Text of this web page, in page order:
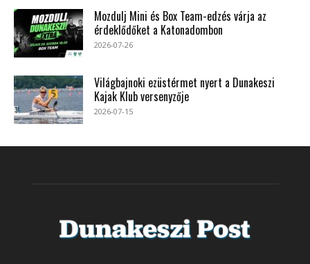
Mozdulj Mini és Box Team-edzés várja az
érdeklődőket a Katonadombon
2026-07-26
Világbajnoki ezüstérmet nyert a Dunakeszi
Kajak Klub versenyzője
2026-07-15